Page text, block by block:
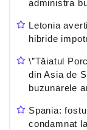
administra
Letonia
hibride
\”Tăiatul
din Asia de
buzunarele
Spania:
condamnat